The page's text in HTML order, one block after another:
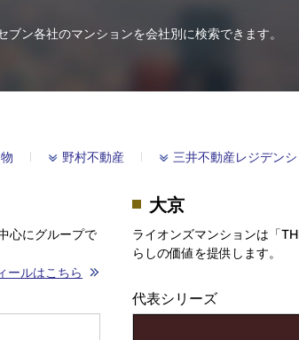
ブン各社のマンションを会社別に検索できます。
野村不動産 三井不動産レジデン
心にグループで
ールはこちら
大京
ライオンズマンションは「
らしの価値を提供します。
代表シリーズ